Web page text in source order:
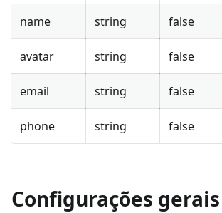
name string false
avatar string false
email string false
phone string false
Configurações gerais